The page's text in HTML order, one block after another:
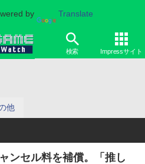
by Translate
検索 Impressサイト
他
ンセル料を補償。「推し